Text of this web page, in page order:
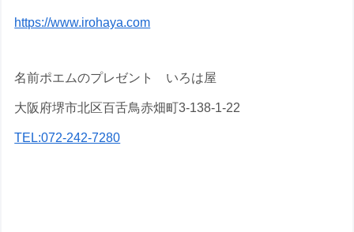
https://www.irohaya.com
名前ポエムのプレゼント いろは屋
大阪府堺市北区百舌鳥赤畑町3-138-1-22
TEL:072-242-7280